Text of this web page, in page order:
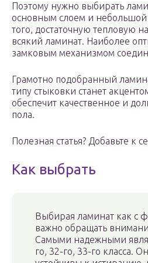
Поэтому нужно выбирать
основным слоем и
того, достаточную тепловую
всякий ламинат. Наиболее
замковым механизмом
Грамотно подобранный
типу стыковки станет
обеспечит качественное и
пола.
Полезная статья? Добавьте к
Как выбрать
Выбирая ламинат как с
важно обращать
Самыми надежными
го, 32-го, 33-го класса.